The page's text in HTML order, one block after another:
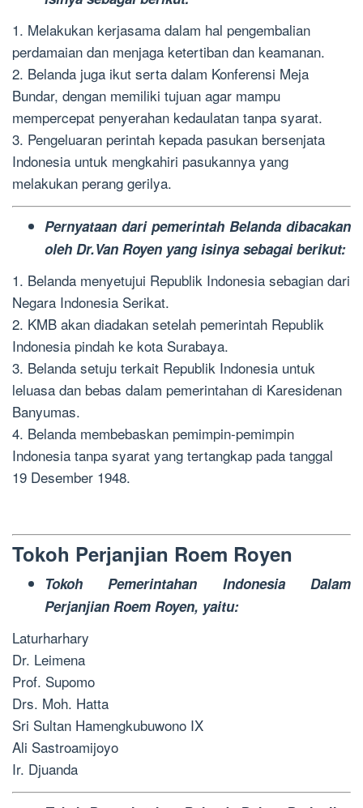
1. Melakukan kerjasama dalam hal pengembalian
perdamaian dan menjaga ketertiban dan keamanan.
2. Belanda juga ikut serta dalam Konferensi Meja
Bundar, dengan memiliki tujuan agar mampu
mempercepat penyerahan kedaulatan tanpa syarat.
3. Pengeluaran perintah kepada pasukan bersenjata
Indonesia untuk mengkahiri pasukannya yang
melakukan perang gerilya.
Pernyataan dari pemerintah Belanda dibacakan
oleh Dr.Van Royen yang isinya sebagai berikut:
1. Belanda menyetujui Republik Indonesia sebagian dari
Negara Indonesia Serikat.
2. KMB akan diadakan setelah pemerintah Republik
Indonesia pindah ke kota Surabaya.
3. Belanda setuju terkait Republik Indonesia untuk
leluasa dan bebas dalam pemerintahan di Karesidenan
Banyumas.
4. Belanda membebaskan pemimpin-pemimpin
Indonesia tanpa syarat yang tertangkap pada tanggal
19 Desember 1948.
Tokoh Perjanjian Roem Royen
Tokoh Pemerintahan Indonesia Dalam
Perjanjian Roem Royen, yaitu:
Laturharhary
Dr. Leimena
Prof. Supomo
Drs. Moh. Hatta
Sri Sultan Hamengkubuwono IX
Ali Sastroamijoyo
Ir. Djuanda